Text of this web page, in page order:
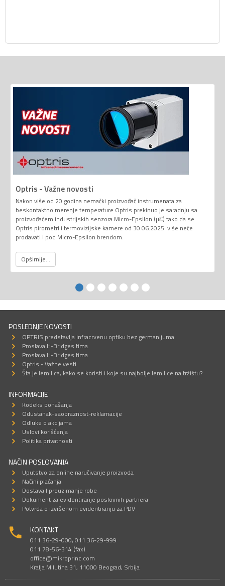
Optris - Važne novosti
Nakon više od 20 godina nemački proizvođač instrumenata za
beskontaktno merenje temperature Optris prekinuo je saradnju sa
proizvođačem industrijskih senzora Micro-Epsilon (µƐ) tako da se
Optris pirometri i termovizijske kamere od 30.06.2025. više neće
prodavati i pod Micro-Epsilon brendom.
Opširnije...
POSLEDNJE NOVOSTI
OPTRIS predstavlja infracrvenu optiku bez germanijuma
Proslava H-Bridges tima
Proslava H-Bridges tima
Optris - Važne vesti
Šta je lemilica, kako se koristi i koje su najbolje lemilice na tržištu?
INFORMACIJE
Kodeks ponašanja
Odustanak-saobraznost-reklamacije
Odluke o akcijama
Uslovi korišćenja
Politika privatnosti
NAČIN POSLOVANJA
Uputstvo za online naručivanje proizvoda
Načini plaćanja
Dostava I preuzimanje robe
Dokument za evidentiranje poslovnih partnera
Potvrda o izvršenom evidentiranju za PDV
KONTAKT
011 36-29-000; 011 36-29-999
011 78-56-314 (fax)
office@mikroprinc.com
Kralja Milutina 31, 11000 Beograd, Srbija